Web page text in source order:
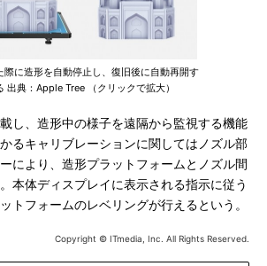
際に造形を自動停止し、復旧後に自動再開す
出典：Apple Tree （クリックで拡大）
し、造形中の様子を遠隔から監視する機能
るキャリブレーションに関してはノズル部
により、造形プラットフォームとノズル間
本体ディスプレイに表示される指示に従う
トフォームのレベリングが行えるという。
Copyright © ITmedia, Inc. All Rights Reserved.